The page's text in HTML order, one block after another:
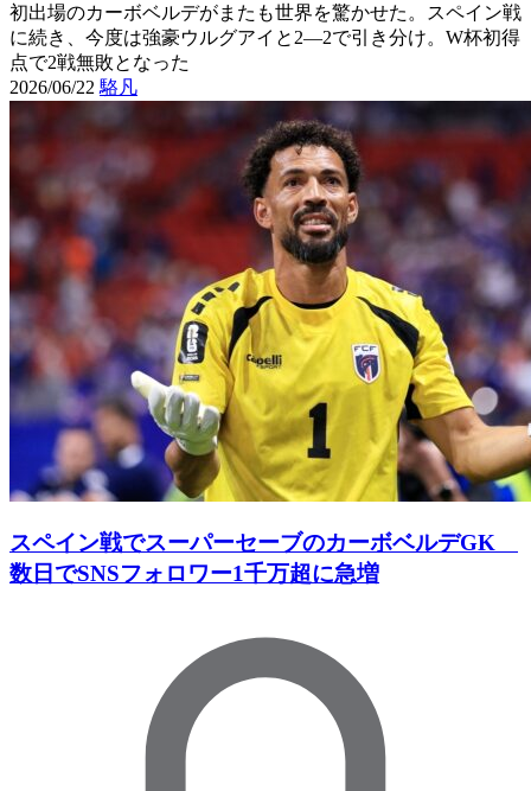
初出場のカーボベルデがまたも世界を驚かせた。スペイン戦
に続き、今度は強豪ウルグアイと2―2で引き分け。W杯初得
点で2戦無敗となった
2026/06/22 駱凡
スペイン戦でスーパーセーブのカーボベルデGK
数日でSNSフォロワー1千万超に急増